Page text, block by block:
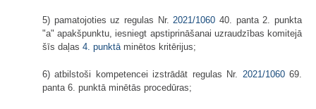
5) pamatojoties uz regulas Nr.2021/1060 40. panta 2. punkta
"a" apakšpunktu, iesniegt apstiprināšanai uzraudzības komitejā
šīs daļas 4. punktāminētos kritērijus;
6) atbilstoši kompetencei izstrādāt regulas Nr. 2021/106069.
panta 6. punktā minētās procedūras;